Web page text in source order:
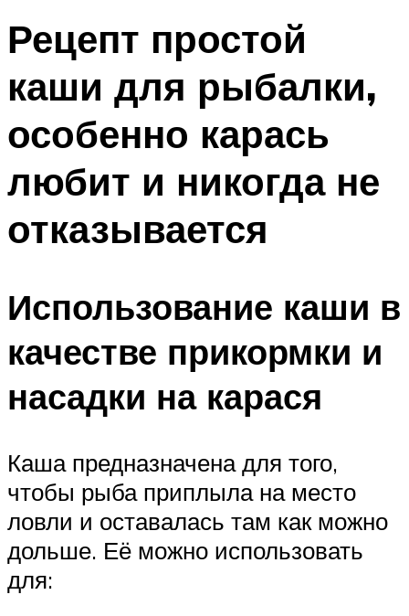
Рецепт простой
каши для рыбалки,
особенно карась
любит и никогда не
отказывается
Использование каши в
качестве прикормки и
насадки на карася
Каша предназначена для того,
чтобы рыба приплыла на место
ловли и оставалась там как можно
дольше. Её можно использовать
для: